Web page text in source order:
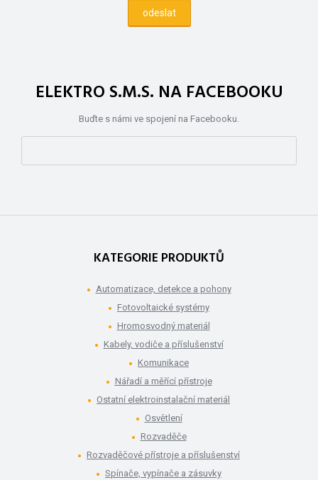
ELEKTRO S.M.S. NA FACEBOOKU
Buďte s námi ve spojení na Facebooku.
KATEGORIE PRODUKTŮ
Automatizace, detekce a pohony
Fotovoltaické systémy
Hromosvodný materiál
Kabely, vodiče a příslušenství
Komunikace
Nářadí a měřící přístroje
Ostatní elektroinstalační materiál
Osvětlení
Rozvaděče
Rozvaděčové přístroje a příslušenství
Spínače, vypínače a zásuvky